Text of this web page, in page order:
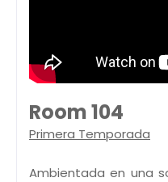
Room 104
Primera Temporada
Ambientada en una